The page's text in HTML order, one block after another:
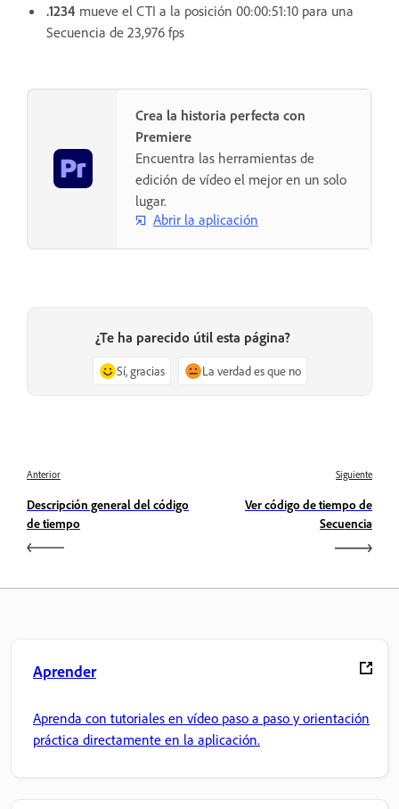
.1234 mueve el CTI a la posición 00:00:51:10 para una
Secuencia de 23,976 fps
Crea la historia perfecta con
Premiere
Encuentra las herramientas de
edición de vídeo el mejor en un solo
lugar.
Abrir la aplicación
¿Te ha parecido útil esta página?
Sí, gracias La verdad es que no
Anterior
Descripción general del código
de tiempo
Siguiente
Ver código de tiempo de
Secuencia
Aprender
Aprenda con tutoriales en vídeo paso a paso y orientación
práctica directamente en la aplicación.